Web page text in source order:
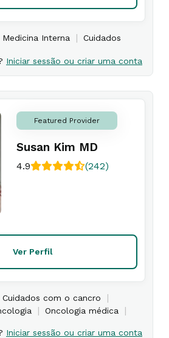
Medicina Interna |
Cuidados
Iniciar sessão ou criar uma conta
Featured Provider
Susan Kim MD
4.9 (242)
Ver Perfil
Cuidados com o cancro |
| Oncologia médica |
Iniciar sessão ou criar uma conta